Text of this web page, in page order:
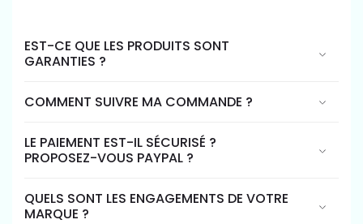
EST-CE QUE LES PRODUITS SONT
GARANTIES ?
COMMENT SUIVRE MA COMMANDE ?
LE PAIEMENT EST-IL SÉCURISÉ ?
PROPOSEZ-VOUS PAYPAL ?
QUELS SONT LES ENGAGEMENTS DE VOTRE
MARQUE ?